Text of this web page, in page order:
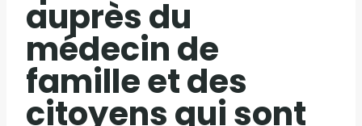
auprès du
médecin de
famille et des
citoyens qui sont